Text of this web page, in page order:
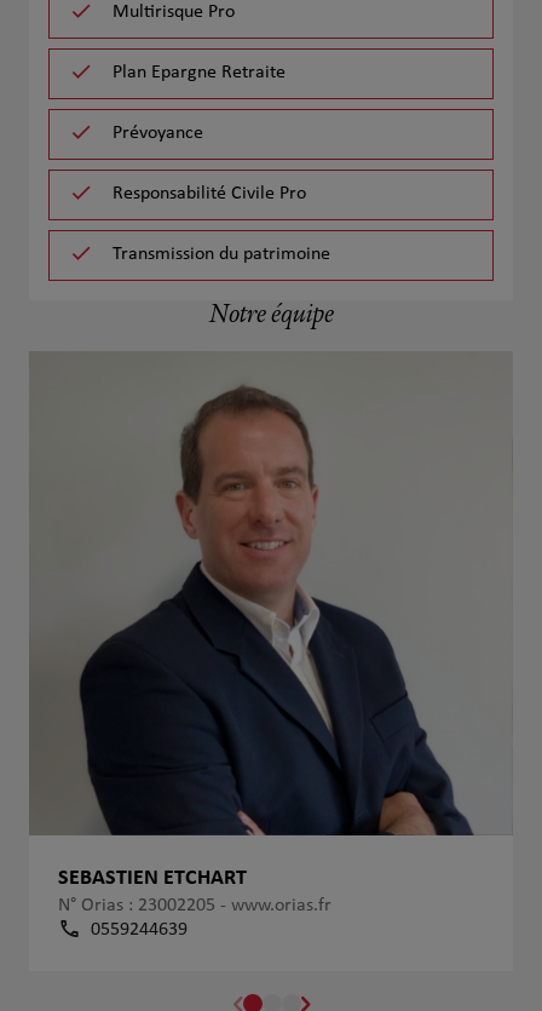
Multirisque Pro
Plan Epargne Retraite
Prévoyance
Responsabilité Civile Pro
Transmission du patrimoine
Notre équipe
SEBASTIEN ETCHART
N° Orias : 23002205 - www.orias.fr
0559244639